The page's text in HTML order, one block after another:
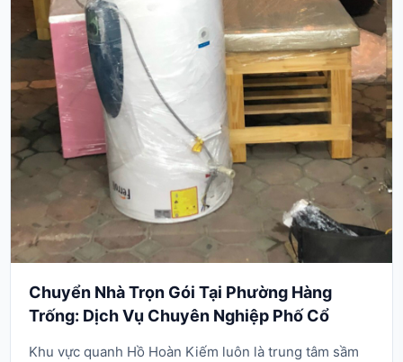
Chuyển Nhà Trọn Gói Tại Phường Hàng
Trống: Dịch Vụ Chuyên Nghiệp Phố Cổ
Khu vực quanh Hồ Hoàn Kiếm luôn là trung tâm sầm